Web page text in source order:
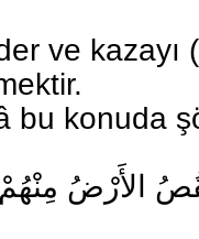
ve kazayı
bu konuda